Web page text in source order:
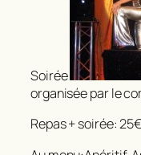
Soirée
organisée par le
Repas + soirée: 25€